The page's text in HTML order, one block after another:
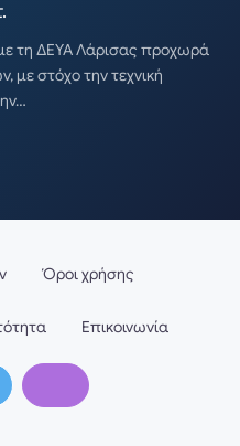
τη ΔΕΥΑ Λάρισας προχωρά
με στόχο την τεχνική
Όροι χρήσης
Επικοινωνία